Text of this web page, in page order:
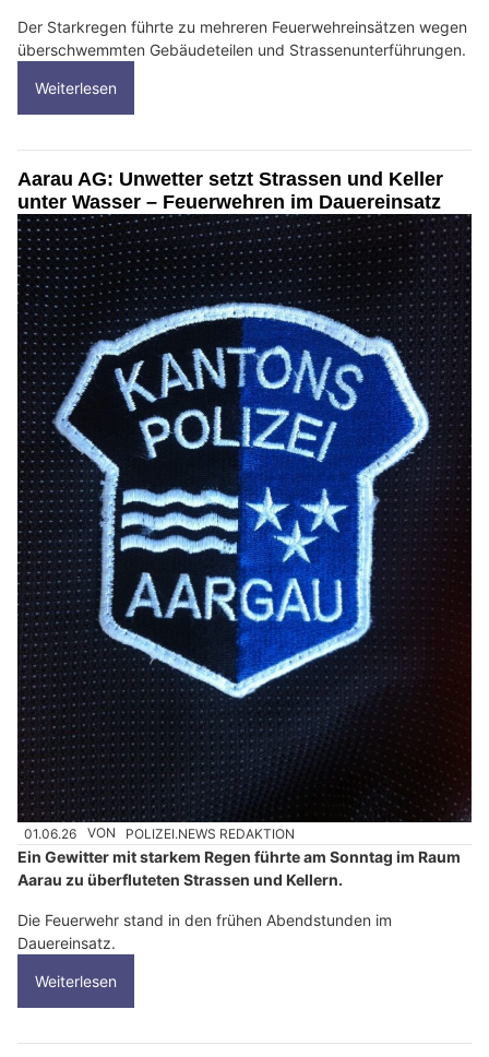
Der Starkregen führte zu mehreren Feuerwehreinsätzen wegen
überschwemmten Gebäudeteilen und Strassenunterführungen.
Weiterlesen
Aarau AG: Unwetter setzt Strassen und Keller
unter Wasser – Feuerwehren im Dauereinsatz
01.06.26 VON POLIZEI.NEWS REDAKTION
Ein Gewitter mit starkem Regen führte am Sonntag im Raum
Aarau zu überfluteten Strassen und Kellern.
Die Feuerwehr stand in den frühen Abendstunden im
Dauereinsatz.
Weiterlesen